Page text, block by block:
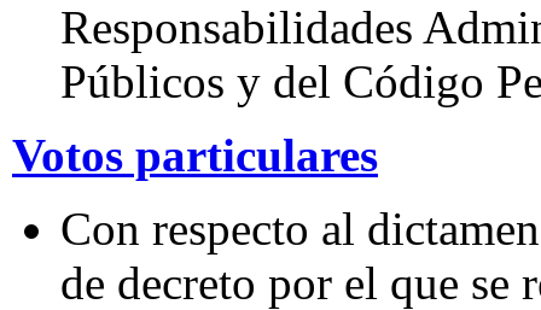
Responsabilidades
Públicos y del Código
Votos particulares
Con respecto al
de decreto por el que se